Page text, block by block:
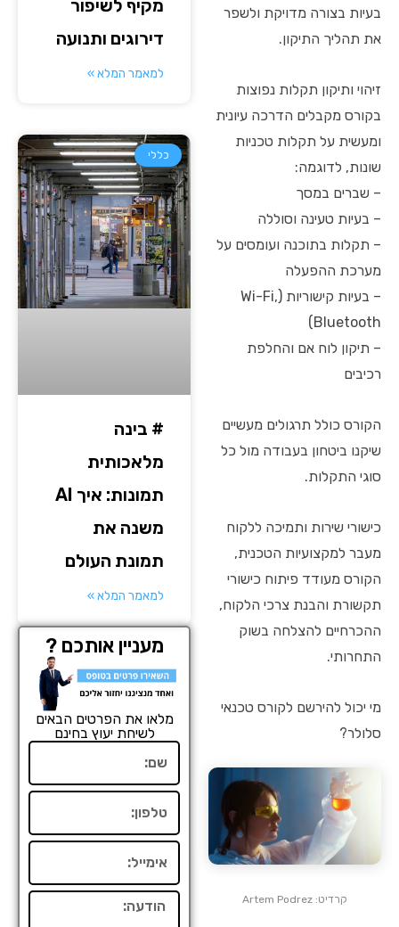
בעיות בצורה מדויקת ולשפר
את תהליך התיקון.
זיהוי ותיקון תקלות נפוצות
בקורס מקבלים הדרכה עיונית
ומעשית על תקלות טכניות
שונות, לדוגמה:
– שברים במסך
– בעיות טעינה וסוללה
– תקלות בתוכנה ועומסים על
מערכת ההפעלה
– בעיות קישוריות (Wi-Fi,
Bluetooth)
– תיקון לוח אם והחלפת
רכיבים
הקורס כולל תרגולים מעשיים
שיקנו ביטחון בעבודה מול כל
סוגי התקלות.
כישורי שירות ותמיכה ללקוח
מעבר למקצועיות הטכנית,
הקורס מעודד פיתוח כישורי
תקשורת והבנת צרכי הלקוח,
ההכרחיים להצלחה בשוק
התחרותי.
מי יכול להירשם לקורס טכנאי
סלולר?
קרדיט: Artem Podrez
מקיף לשיפור
דירוגים ותנועה
למאמר המלא »
כללי
# בינה
מלאכותית
תמונות: איך AI
משנה את
תמונת העולם
למאמר המלא »
מעניין אותכם ?
מלאו את הפרטים הבאים
לשיחת יעוץ בחינם
הודעה